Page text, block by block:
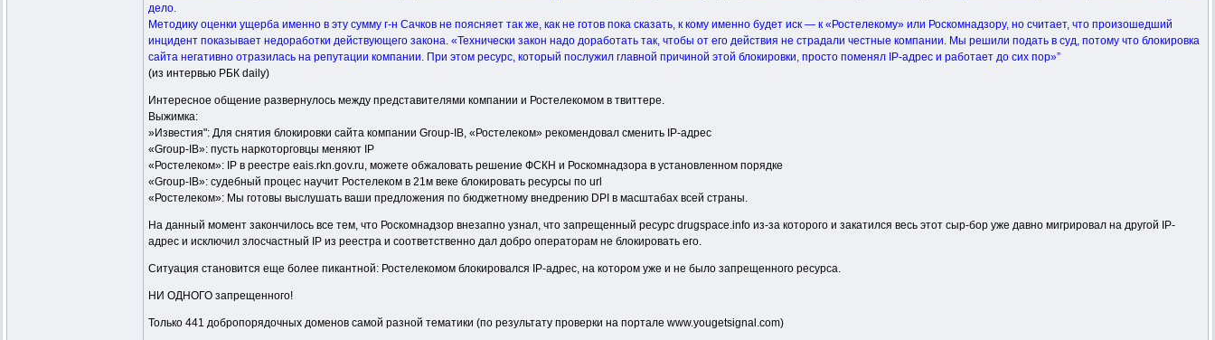
дело.
Методику оценки ущерба именно в эту сумму г-н Сачков не поясняет так же, как не готов пока сказать, к кому именно будет иск — к «Ростелекому» или Роскомнадзору, но считает, что произошедший
инцидент показывает недоработки действующего закона. «Технически закон надо доработать так, чтобы от его действия не страдали честные компании. Мы решили подать в суд, потому что блокировка
сайта негативно отразилась на репутации компании. При этом ресурс, который послужил главной причиной этой блокировки, просто поменял IP-адрес и работает до сих пор»”
(из интервью РБК daily)
Интересное общение развернулось между представителями компании и Ростелекомом в твиттере.
Выжимка:
»Известия": Для снятия блокировки сайта компании Group-IB, «Ростелеком» рекомендовал сменить IP-адрес
«Group-IB»: пусть наркоторговцы меняют IP
«Ростелеком»: IP в реестре eais.rkn.gov.ru, можете обжаловать решение ФСКН и Роскомнадзора в установленном порядке
«Group-IB»: судебный процес научит Ростелеком в 21м веке блокировать ресурсы по url
«Ростелеком»: Мы готовы выслушать ваши предложения по бюджетному внедрению DPI в масштабах всей страны.
На данный момент закончилось все тем, что Роскомнадзор внезапно узнал, что запрещенный ресурс drugspace.info из-за которого и закатился весь этот сыр-бор уже давно мигрировал на другой IP-
адрес и исключил злосчастный IP из реестра и соответственно дал добро операторам не блокировать его.
Ситуация становится еще более пикантной: Ростелекомом блокировался IP-адрес, на котором уже и не было запрещенного ресурса.
НИ ОДНОГО запрещенного!
Только 441 добропорядочных доменов самой разной тематики (по результату проверки на портале www.yougetsignal.com)